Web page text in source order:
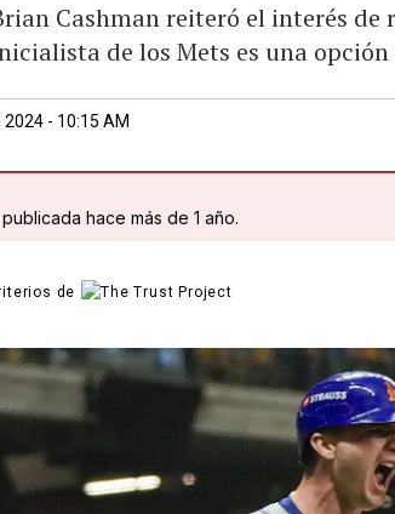
Cashman reiteró el interés
de los Mets es una
- 10:15 AM
hace más de 1 año.
de